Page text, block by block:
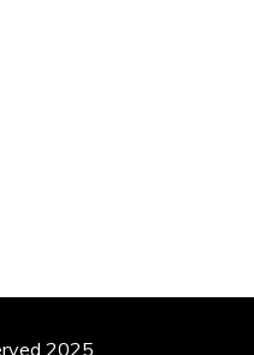
2025.